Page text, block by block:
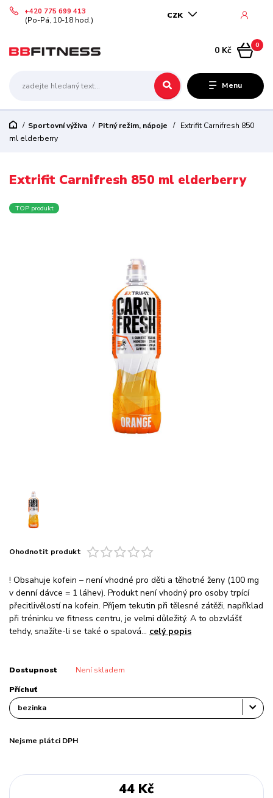
Menu
CZK
+420 775 699 413
(Po-Pá, 10-18 hod.)
0
0 Kč
Sportovní výživa Pitný režim, nápoje
Extrifit Carnifresh 850
ml elderberry
Extrifit Carnifresh 850 ml elderberry
TOP produkt
Ohodnotit produkt
! Obsahuje kofein – není vhodné pro děti a těhotné ženy (100 mg
v denní dávce = 1 láhev). Produkt není vhodný pro osoby trpící
přecitlivělostí na kofein. Příjem tekutin při tělesné zátěži, například
při tréninku ve fitness centru, je velmi důležitý. A to obzvlášť
tehdy, snažíte-li se také o spalová... celý popis
Dostupnost Není skladem
Příchuť
Nejsme plátci DPH
44 Kč